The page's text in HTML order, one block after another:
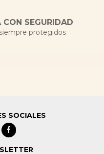
CON SEGURIDAD
protegidos
SOCIALES